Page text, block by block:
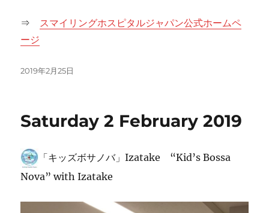
⇒ スマイリングホスピタルジャパン公式ホームペ
ージ
投
2019年2月25日
Saturday 2 February 2019
「キッズボサノバ」Izatake “Kid’s Bossa
Nova” with Izatake